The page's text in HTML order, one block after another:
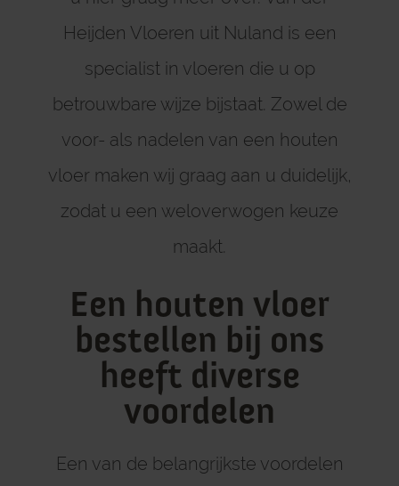
Heijden Vloeren uit Nuland is een
specialist in vloeren die u op
betrouwbare wijze bijstaat. Zowel de
voor- als nadelen van een houten
vloer maken wij graag aan u duidelijk,
zodat u een weloverwogen keuze
maakt.
Een houten vloer
bestellen bij ons
heeft diverse
voordelen
Een van de belangrijkste voordelen